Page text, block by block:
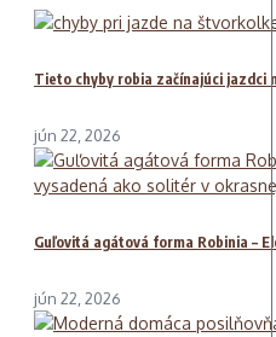
Tieto chyby robia začínajúci jazdci
jún 22, 2026
Guľovitá agátová forma Robinia –
jún 22, 2026